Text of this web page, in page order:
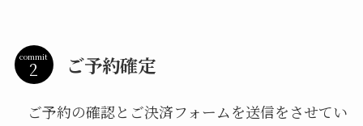
commit ご予約確定
ご予約の確認とご決済フォームを送信をさせてい